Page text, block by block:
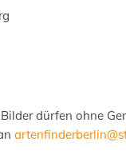
dürfen ohne